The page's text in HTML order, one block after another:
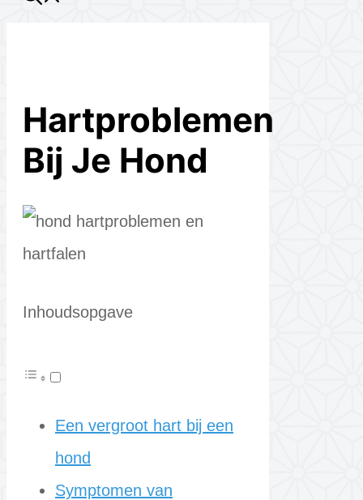
Hartproblemen
Bij Je Hond
Inhoudsopgave
Een vergroot hart bij een
hond
Symptomen van